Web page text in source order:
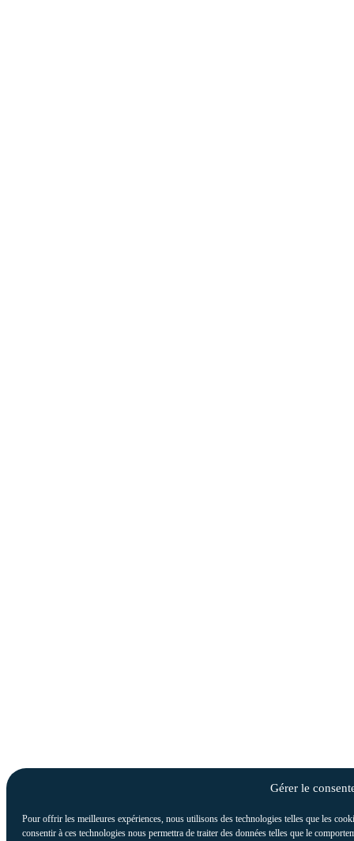
Gérer le
Pour offrir les meilleures expériences, nous utilisons des technologies telles que les
consentir à ces technologies nous permettra de traiter des données telles que le